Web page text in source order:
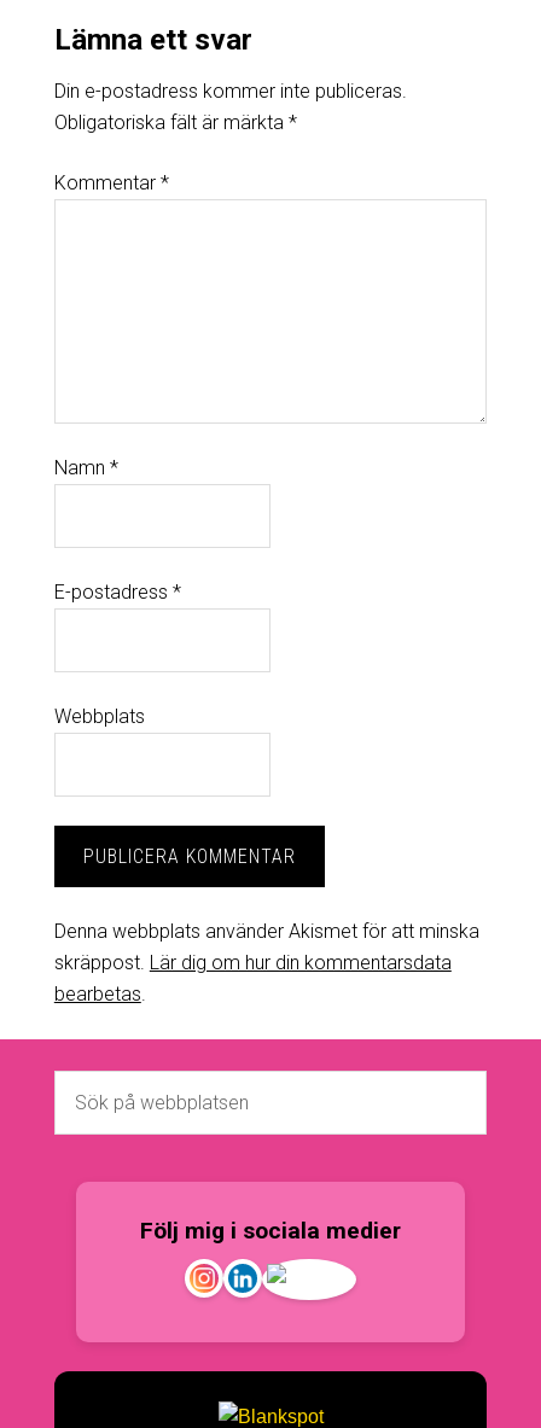
Lämna ett svar
Din e-postadress kommer inte publiceras.
Obligatoriska fält är märkta *
Kommentar *
Namn *
E-postadress *
Webbplats
Denna webbplats använder Akismet för att minska
skräppost. Lär dig om hur din kommentarsdata
bearbetas
Följ mig i sociala medier